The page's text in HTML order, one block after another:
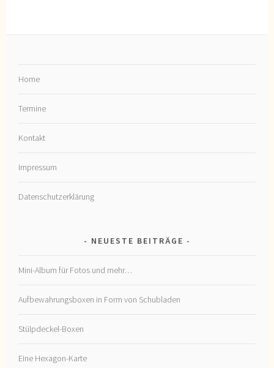
Home
Termine
Kontakt
Impressum
Datenschutzerklärung
NEUESTE BEITRÄGE
Mini-Album für Fotos und mehr…
Aufbewahrungsboxen in Form von Schubladen
Stülpdeckel-Boxen
Eine Hexagon-Karte